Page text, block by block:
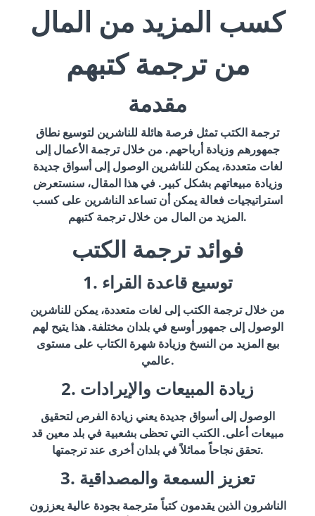
كسب المزيد من المال
من ترجمة كتبهم
مقدمة
ترجمة الكتب تمثل فرصة هائلة للناشرين لتوسيع نطاق
جمهورهم وزيادة أرباحهم. من خلال ترجمة الأعمال إلى
لغات متعددة، يمكن للناشرين الوصول إلى أسواق جديدة
وزيادة مبيعاتهم بشكل كبير. في هذا المقال، سنستعرض
استراتيجيات فعالة يمكن أن تساعد الناشرين على كسب
المزيد من المال من خلال ترجمة كتبهم.
فوائد ترجمة الكتب
1. توسيع قاعدة القراء
من خلال ترجمة الكتب إلى لغات متعددة، يمكن للناشرين
الوصول إلى جمهور أوسع في بلدان مختلفة. هذا يتيح لهم
بيع المزيد من النسخ وزيادة شهرة الكتاب على مستوى
عالمي.
2. زيادة المبيعات والإيرادات
الوصول إلى أسواق جديدة يعني زيادة الفرص لتحقيق
مبيعات أعلى. الكتب التي تحظى بشعبية في بلد معين قد
تحقق نجاحاً مماثلاً في بلدان أخرى عند ترجمتها.
3. تعزيز السمعة والمصداقية
الناشرون الذين يقدمون كتباً مترجمة بجودة عالية يعززون